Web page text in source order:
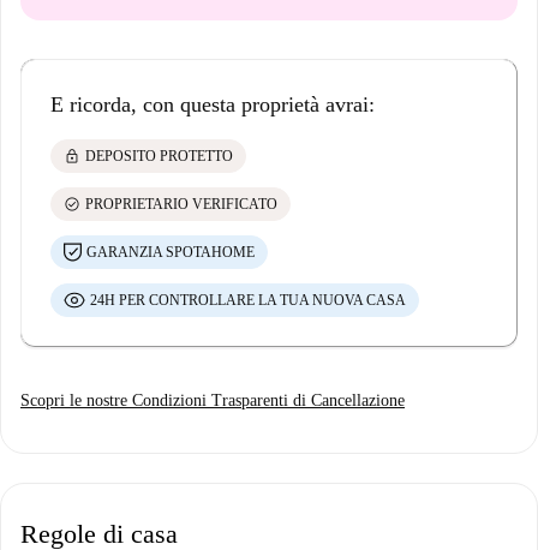
E ricorda, con questa proprietà avrai:
lock DEPOSITO PROTETTO
check_circle PROPRIETARIO VERIFICATO
GARANZIA SPOTAHOME
24H PER CONTROLLARE LA TUA NUOVA CASA
Scopri le nostre Condizioni Trasparenti di Cancellazione
Regole di casa